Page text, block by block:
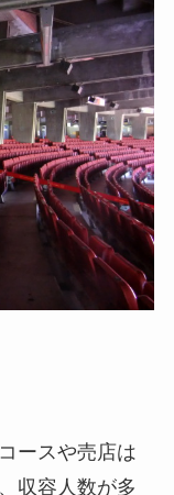
ースや売店は
収容人数が多